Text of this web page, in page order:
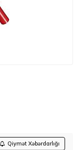
Qiymət Xəbərdarlığı